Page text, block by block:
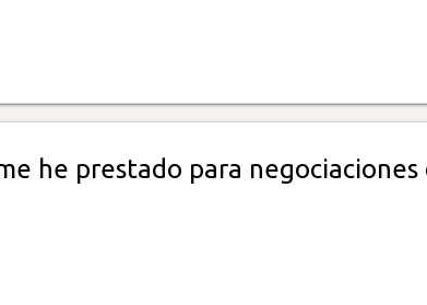
he prestado para negociaciones